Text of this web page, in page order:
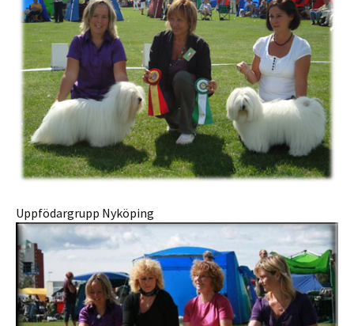
Uppfödargrupp Nyköping